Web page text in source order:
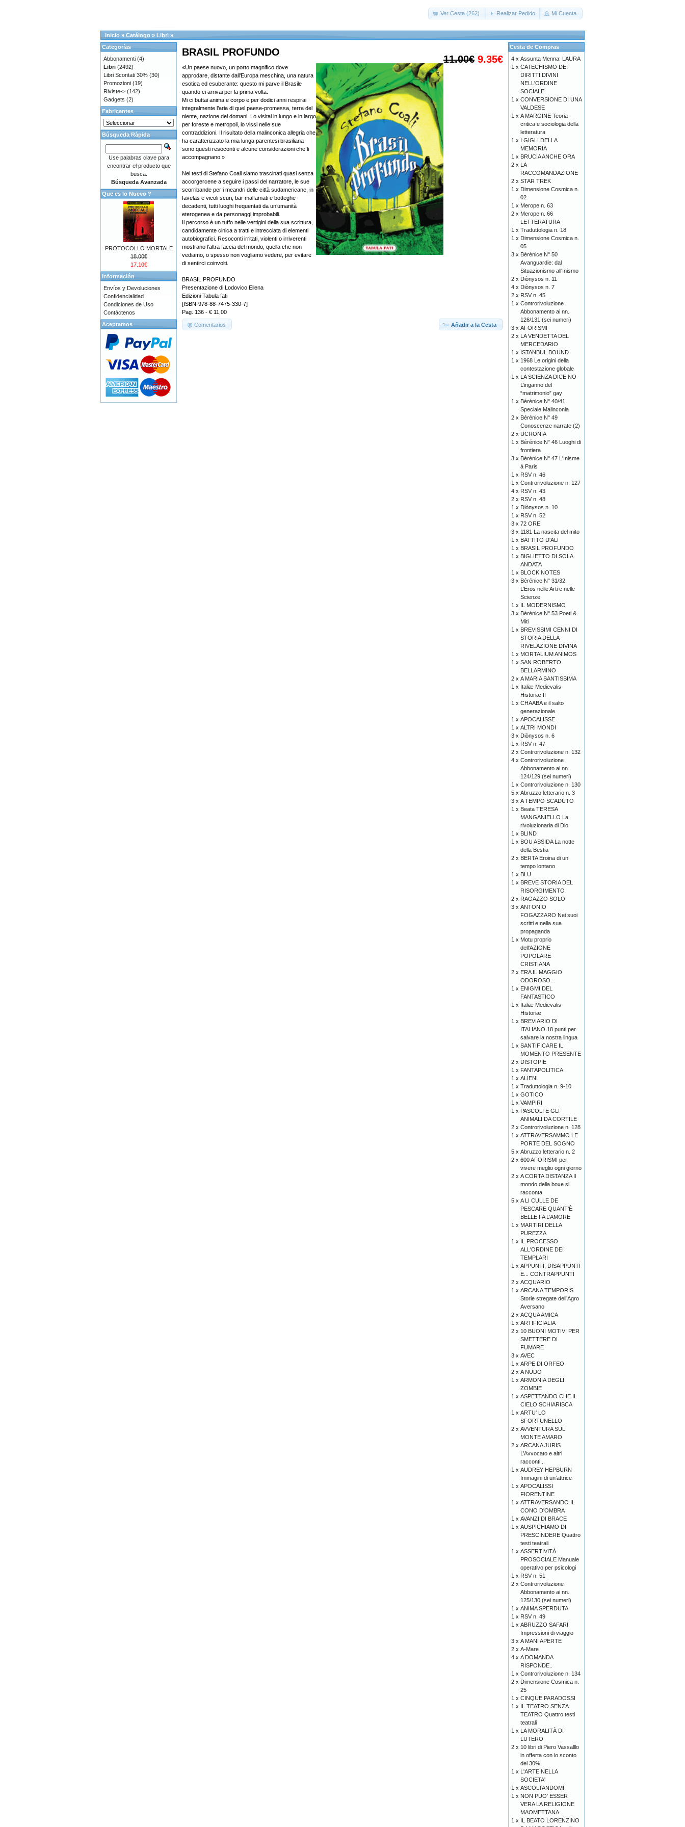
Ver Cesta (262) Realizar Pedido Mi Cuenta
Inicio » Catálogo » Libri »
11.00€ 9.35€
BRASIL PROFUNDO
«Un paese nuovo, un porto magnifico dove
approdare, distante dall’Europa meschina, una natura
esotica ed esuberante: questo mi parve il Brasile
quando ci arrivai per la prima volta.
Mi ci buttai anima e corpo e per dodici anni respirai
integralmente l’aria di quel paese-promessa, terra del
niente, nazione del domani. Lo visitai in lungo e in largo
per foreste e metropoli, lo vissi nelle sue
contraddizioni. Il risultato della malinconica allegria che
ha caratterizzato la mia lunga parentesi brasiliana
sono questi resoconti e alcune considerazioni che li
accompagnano.»
Nei testi di Stefano Coali siamo trascinati quasi senza
accorgercene a seguire i passi del narratore, le sue
scorribande per i meandri delle città sudamericane, in
favelas e vicoli scuri, bar malfamati e botteghe
decadenti, tutti luoghi frequentati da un’umanità
eterogenea e da personaggi improbabili.
Il percorso è un tuffo nelle vertigini della sua scrittura,
candidamente cinica a tratti e intrecciata di elementi
autobiografici. Resoconti irritati, violenti o irriverenti
mostrano l'altra faccia del mondo, quella che non
vediamo, o spesso non vogliamo vedere, per evitare
di sentirci coinvolti.
BRASIL PROFUNDO
Presentazione di Lodovico Ellena
Edizioni Tabula fati
[ISBN-978-88-7475-330-7]
Pag. 136 - € 11,00
Añadir a la Cesta
Comentarios
Categorías
Abbonamenti (4)
Libri (2492)
Libri Scontati 30% (30)
Promozioni (19)
Riviste-> (142)
Gadgets (2)
Fabricantes
Búsqueda Rápida
Use palabras clave para
encontrar el producto que
busca.
Búsqueda Avanzada
Que es lo Nuevo ?
PROTOCOLLO MORTALE
18.00€
17.10€
Información
Envíos y Devoluciones
Confidencialidad
Condiciones de Uso
Contáctenos
Aceptamos
Cesta de Compras
4 x Assunta Menna: LAURA
1 x CATECHISMO DEI
DIRITTI DIVINI
NELL'ORDINE
SOCIALE
1 x CONVERSIONE DI UNA
VALDESE
1 x A MARGINE Teoria
critica e sociologia della
letteratura
1 x I GIGLI DELLA
MEMORIA
1 x BRUCIA ANCHE ORA
2 x LA
RACCOMANDAZIONE
2 x STAR TREK
1 x Dimensione Cosmica n.
02
1 x Merope n. 63
2 x Merope n. 66
LETTERATURA
1 x Traduttologia n. 18
1 x Dimensione Cosmica n.
05
3 x Bérénice N° 50
Avanguardie: dal
Situazionismo all'Inismo
2 x Diònysos n. 11
4 x Diònysos n. 7
2 x RSV n. 45
1 x Controrivoluzione
Abbonamento ai nn.
126/131 (sei numeri)
3 x AFORISMI
2 x LA VENDETTA DEL
MERCEDARIO
1 x ISTANBUL BOUND
1 x 1968 Le origini della
contestazione globale
1 x LA SCIENZA DICE NO
L’inganno del
“matrimonio” gay
1 x Bérénice N° 40/41
Speciale Malinconia
2 x Bérénice N° 49
Conoscenze narrate (2)
2 x UCRONIA
1 x Bérénice N° 46 Luoghi di
frontiera
3 x Bérénice N° 47 L'Inisme
à Paris
1 x RSV n. 46
1 x Controrivoluzione n. 127
4 x RSV n. 43
2 x RSV n. 48
1 x Diònysos n. 10
1 x RSV n. 52
3 x 72 ORE
3 x 1181 La nascita del mito
1 x BATTITO D'ALI
1 x BRASIL PROFUNDO
1 x BIGLIETTO DI SOLA
ANDATA
1 x BLOCK NOTES
3 x Bérénice N° 31/32
L’Eros nelle Arti e nelle
Scienze
1 x IL MODERNISMO
3 x Bérénice N° 53 Poeti &
Miti
1 x BREVISSIMI CENNI DI
STORIA DELLA
RIVELAZIONE DIVINA
1 x MORTALIUM ANIMOS
1 x SAN ROBERTO
BELLARMINO
2 x A MARIA SANTISSIMA
1 x Italiæ Medievalis
Historiæ II
1 x CHAABA e il salto
generazionale
1 x APOCALISSE
1 x ALTRI MONDI
3 x Diònysos n. 6
1 x RSV n. 47
2 x Controrivoluzione n. 132
4 x Controrivoluzione
Abbonamento ai nn.
124/129 (sei numeri)
1 x Controrivoluzione n. 130
5 x Abruzzo letterario n. 3
3 x A TEMPO SCADUTO
1 x Beata TERESA
MANGANIELLO La
rivoluzionaria di Dio
1 x BLIND
1 x BOU ASSIDA La notte
della Bestia
2 x BERTA Eroina di un
tempo lontano
1 x BLU
1 x BREVE STORIA DEL
RISORGIMENTO
2 x RAGAZZO SOLO
3 x ANTONIO
FOGAZZARO Nei suoi
scritti e nella sua
propaganda
1 x Motu proprio
dell'AZIONE
POPOLARE
CRISTIANA
2 x ERA IL MAGGIO
ODOROSO...
1 x ENIGMI DEL
FANTASTICO
1 x Italiæ Medievalis
Historiæ
1 x BREVIARIO DI
ITALIANO 18 punti per
salvare la nostra lingua
1 x SANTIFICARE IL
MOMENTO PRESENTE
2 x DISTOPIE
1 x FANTAPOLITICA
1 x ALIENI
1 x Traduttologia n. 9-10
1 x GOTICO
1 x VAMPIRI
1 x PASCOLI E GLI
ANIMALI DA CORTILE
2 x Controrivoluzione n. 128
1 x ATTRAVERSAMMO LE
PORTE DEL SOGNO
5 x Abruzzo letterario n. 2
2 x 600 AFORISMI per
vivere meglio ogni giorno
2 x A CORTA DISTANZA Il
mondo della boxe si
racconta
5 x A LI CULLE DE
PESCARE QUANT’È
BELLE FA L’AMORE
1 x MARTIRI DELLA
PUREZZA
1 x IL PROCESSO
ALL'ORDINE DEI
TEMPLARI
1 x APPUNTI, DISAPPUNTI
E... CONTRAPPUNTI
2 x ACQUARIO
1 x ARCANA TEMPORIS
Storie stregate dell’Agro
Aversano
2 x ACQUA AMICA
1 x ARTIFICIALIA
2 x 10 BUONI MOTIVI PER
SMETTERE DI
FUMARE
3 x AVEC
1 x ARPE DI ORFEO
2 x A NUDO
1 x ARMONIA DEGLI
ZOMBIE
1 x ASPETTANDO CHE IL
CIELO SCHIARISCA
1 x ARTU' LO
SFORTUNELLO
2 x AVVENTURA SUL
MONTE AMARO
2 x ARCANA JURIS
L’Avvocato e altri
racconti...
1 x AUDREY HEPBURN
Immagini di un’attrice
1 x APOCALISSI
FIORENTINE
1 x ATTRAVERSANDO IL
CONO D'OMBRA
1 x AVANZI DI BRACE
1 x AUSPICHIAMO DI
PRESCINDERE Quattro
testi teatrali
1 x ASSERTIVITÀ
PROSOCIALE Manuale
operativo per psicologi
1 x RSV n. 51
2 x Controrivoluzione
Abbonamento ai nn.
125/130 (sei numeri)
1 x ANIMA SPERDUTA
1 x RSV n. 49
1 x ABRUZZO SAFARI
Impressioni di viaggio
3 x A MANI APERTE
2 x A-Mare
4 x A DOMANDA
RISPONDE..
1 x Controrivoluzione n. 134
2 x Dimensione Cosmica n.
25
1 x CINQUE PARADOSSI
1 x IL TEATRO SENZA
TEATRO Quattro testi
teatrali
1 x LA MORALITÀ DI
LUTERO
2 x 10 libri di Piero Vassalllo
in offerta con lo sconto
del 30%
1 x L'ARTE NELLA
SOCIETA'
1 x ASCOLTANDOMI
1 x NON PUO' ESSER
VERA LA RELIGIONE
MAOMETTANA
1 x IL BEATO LORENZINO